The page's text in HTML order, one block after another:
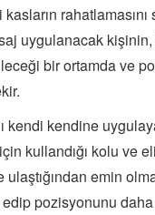
rahatlamasını
uygulanacak
bir ortamda ve
kendi kendine
kullandığı kolu ve
emin
edip pozisyonunu